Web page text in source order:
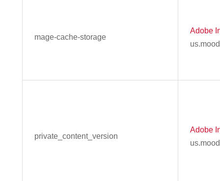
mage-cache-storage
Adobe
private_content_version
Adobe